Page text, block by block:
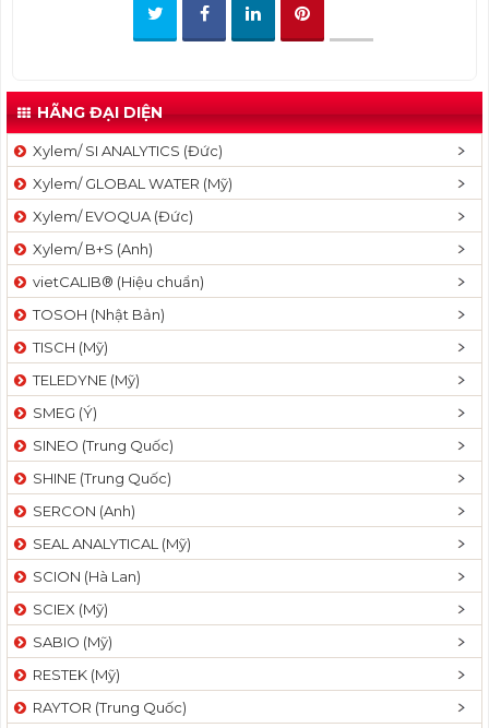
n
HÃNG ĐẠI DIỆN
Xylem/ SI ANALYTICS (Đức)
Xylem/ GLOBAL WATER (Mỹ)
Xylem/ EVOQUA (Đức)
Xylem/ B+S (Anh)
vietCALIB® (Hiệu chuẩn)
TOSOH (Nhật Bản)
TISCH (Mỹ)
TELEDYNE (Mỹ)
SMEG (Ý)
SINEO (Trung Quốc)
SHINE (Trung Quốc)
SERCON (Anh)
SEAL ANALYTICAL (Mỹ)
SCION (Hà Lan)
SCIEX (Mỹ)
SABIO (Mỹ)
RESTEK (Mỹ)
RAYTOR (Trung Quốc)